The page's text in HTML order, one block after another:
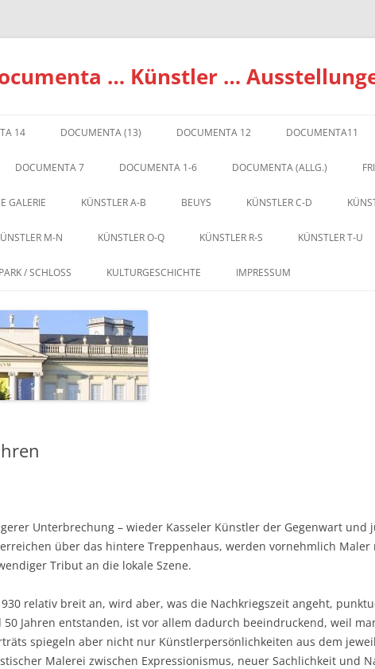
… Künstler …
14 DOCUMENTA (13) DOCUMENTA 12 DOCUMENTA11
DOCUMENTA 7 DOCUMENTA 1-6 DOCUMENTA (ALLG.)
GALERIE KÜNSTLER A-B BEUYS KÜNSTLER C-D
M-N KÜNSTLER O-Q KÜNSTLER R-S KÜNSTLER T-U
/ SCHLOSS KULTURGESCHICHTE IMPRESSUM
Unterbrechung – wieder Kasseler Künstler der Gegenwart und
über das hintere Treppenhaus, werden vornehmlich
Tribut an die lokale Szene.
relativ breit an, wird aber, was die Nachkriegszeit angeht,
Jahren entstanden, ist vor allem dadurch beeindruckend, weil
spiegeln aber nicht nur Künstlerpersönlichkeiten aus dem
Malerei zwischen Expressionismus, neuer Sachlichkeit und